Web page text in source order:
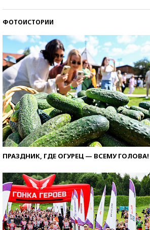
ФОТОИСТОРИИ
ПРАЗДНИК, ГДЕ ОГУРЕЦ — ВСЕМУ ГОЛОВА!